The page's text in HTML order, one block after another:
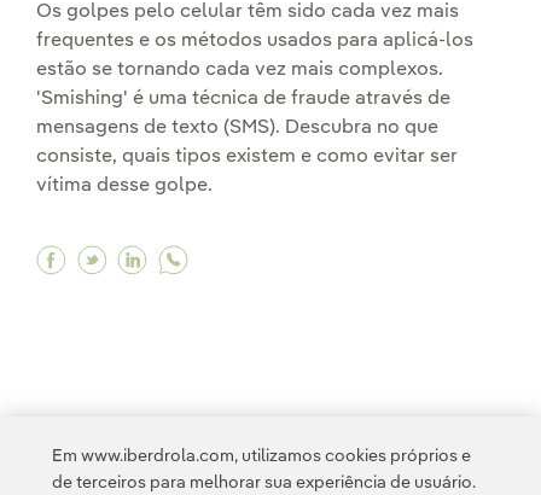
Os golpes pelo celular têm sido cada vez mais
frequentes e os métodos usados para aplicá-los
estão se tornando cada vez mais complexos.
'Smishing' é uma técnica de fraude através de
mensagens de texto (SMS). Descubra no que
consiste, quais tipos existem e como evitar ser
vítima desse golpe.
Facebook Segurança digital: entendendo o
Twitter Segurança digital: entendendo o
Linkedin Segurança digital:
Em www.iberdrola.com, utilizamos cookies próprios e
de terceiros para melhorar sua experiência de usuário.